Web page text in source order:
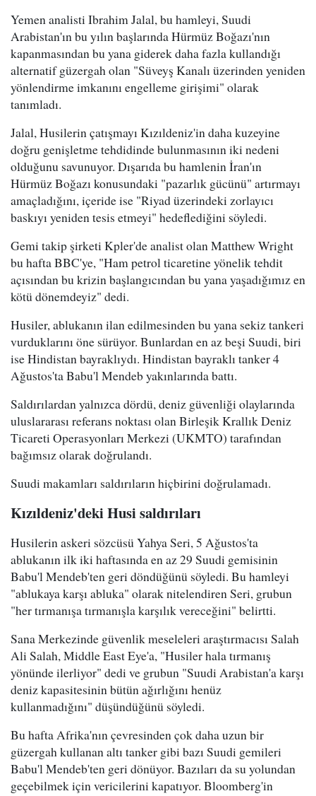
Yemen analisti Ibrahim Jalal, bu hamleyi, Suudi
Arabistan'ın bu yılın başlarında Hürmüz Boğazı'nın
kapanmasından bu yana giderek daha fazla kullandığı
alternatif güzergah olan "Süveyş Kanalı üzerinden yeniden
yönlendirme imkanını engelleme girişimi" olarak
tanımladı.
Jalal, Husilerin çatışmayı Kızıldeniz'in daha kuzeyine
doğru genişletme tehdidinde bulunmasının iki nedeni
olduğunu savunuyor. Dışarıda bu hamlenin İran'ın
Hürmüz Boğazı konusundaki "pazarlık gücünü" artırmayı
amaçladığını, içeride ise "Riyad üzerindeki zorlayıcı
baskıyı yeniden tesis etmeyi" hedeflediğini söyledi.
Gemi takip şirketi Kpler'de analist olan Matthew Wright
bu hafta BBC'ye, "Ham petrol ticaretine yönelik tehdit
açısından bu krizin başlangıcından bu yana yaşadığımız en
kötü dönemdeyiz" dedi.
Husiler, ablukanın ilan edilmesinden bu yana sekiz tankeri
vurduklarını öne sürüyor. Bunlardan en az beşi Suudi, biri
ise Hindistan bayraklıydı. Hindistan bayraklı tanker 4
Ağustos'ta Babu'l Mendeb yakınlarında battı.
Saldırılardan yalnızca dördü, deniz güvenliği olaylarında
uluslararası referans noktası olan Birleşik Krallık Deniz
Ticareti Operasyonları Merkezi (UKMTO) tarafından
bağımsız olarak doğrulandı.
Suudi makamları saldırıların hiçbirini doğrulamadı.
Kızıldeniz'deki Husi saldırıları
Husilerin askeri sözcüsü Yahya Seri, 5 Ağustos'ta
ablukanın ilk iki haftasında en az 29 Suudi gemisinin
Babu'l Mendeb'ten geri döndüğünü söyledi. Bu hamleyi
"ablukaya karşı abluka" olarak nitelendiren Seri, grubun
"her tırmanışa tırmanışla karşılık vereceğini" belirtti.
Sana Merkezinde güvenlik meseleleri araştırmacısı Salah
Ali Salah, Middle East Eye'a, "Husiler hala tırmanış
yönünde ilerliyor" dedi ve grubun "Suudi Arabistan'a karşı
deniz kapasitesinin bütün ağırlığını henüz
kullanmadığını" düşündüğünü söyledi.
Bu hafta Afrika'nın çevresinden çok daha uzun bir
güzergah kullanan altı tanker gibi bazı Suudi gemileri
Babu'l Mendeb'ten geri dönüyor. Bazıları da su yolundan
geçebilmek için vericilerini kapatıyor. Bloomberg'in